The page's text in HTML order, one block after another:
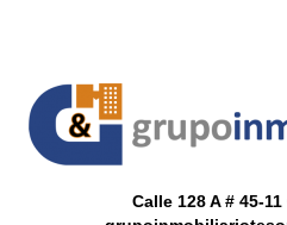
Calle 128 A # 45-